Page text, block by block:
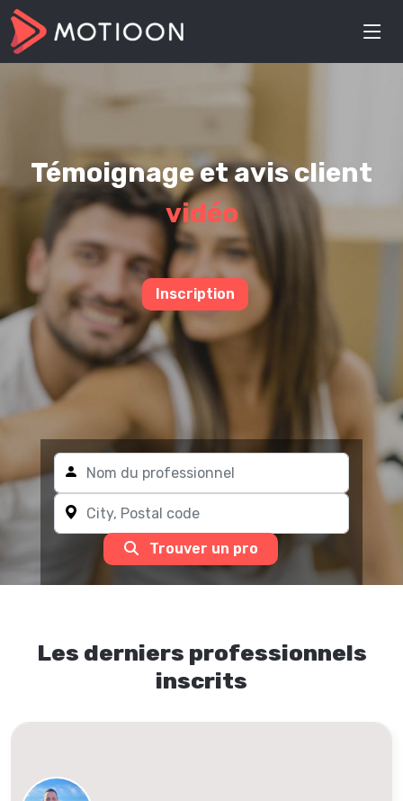
Témoignage et avis client
vidéo
Inscription
Trouver un pro
Les derniers professionnels
inscrits